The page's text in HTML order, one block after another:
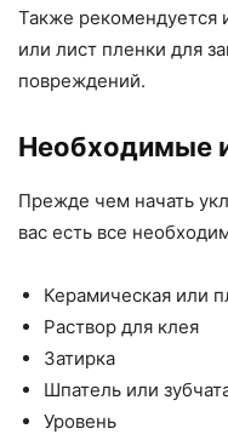
Также рекомендуется
или лист пленки для
повреждений.
Необходимые
Прежде чем начать
вас есть все
Керамическая или
Раствор для клея
Затирка
Шпатель или
Уровень